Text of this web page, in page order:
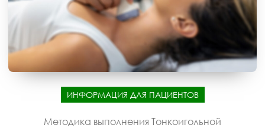
ИНФОРМАЦИЯ ДЛЯ ПАЦИЕНТОВ
Методика выполнения Тонкоигольной